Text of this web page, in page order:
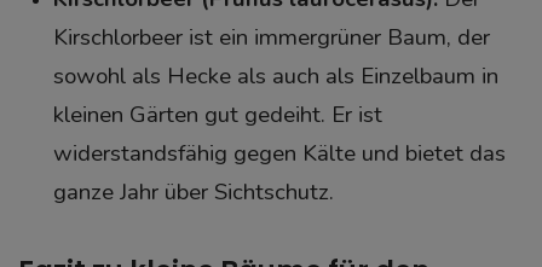
Kirschlorbeer ist ein immergrüner Baum, der
sowohl als Hecke als auch als Einzelbaum in
kleinen Gärten gut gedeiht. Er ist
widerstandsfähig gegen Kälte und bietet das
ganze Jahr über Sichtschutz.